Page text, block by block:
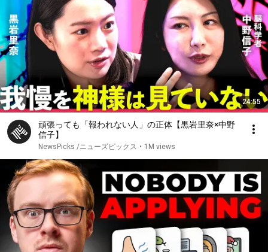
24:55
頑張っても「報われない人」の正体【黒岩里奈×中野
信子】
NewsPicks /ニューズピックス • 1M views